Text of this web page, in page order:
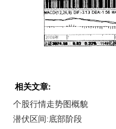
相关文章:
个股行情走势图概貌
潜伏区间:底部阶段